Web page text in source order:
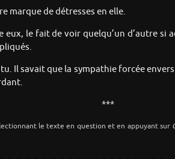
marque de détresses en elle.
eux, le fait de voir quelqu’un d’autre
Il savait que la sympathie forcée
***
le texte en question et en appuyant sur